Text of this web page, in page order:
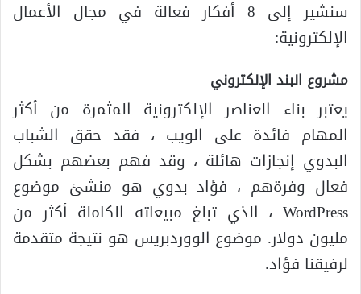
سنشير إلى 8 أفكار فعالة في مجال الأعمال
الإلكترونية:
مشروع البند الإلكتروني
يعتبر بناء العناصر الإلكترونية المثمرة من أكثر
المهام فائدة على الويب ، فقد حقق الشباب
البدوي إنجازات هائلة ، وقد فهم بعضهم بشكل
فعال وفرةهم ، فؤاد بدوي هو منشئ موضوع
WordPress ، الذي تبلغ مبيعاته الكاملة أكثر من
مليون دولار. موضوع الووردبريس هو نتيجة متقدمة
لرفيقنا فؤاد.